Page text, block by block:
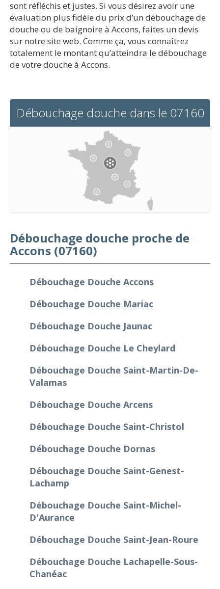
sont réfléchis et justes. Si vous désirez avoir une
évaluation plus fidèle du prix d’un débouchage de
douche ou de baignoire à Accons, faites un devis
sur notre site web. Comme ça, vous connaîtrez
totalement le montant qu’atteindra le débouchage
de votre douche à Accons.
Débouchage douche dans le 07160
Débouchage douche proche de
Accons (07160)
Débouchage Douche Accons
Débouchage Douche Mariac
Débouchage Douche Jaunac
Débouchage Douche Le Cheylard
Débouchage Douche Saint-Martin-De-
Valamas
Débouchage Douche Arcens
Débouchage Douche Saint-Christol
Débouchage Douche Dornas
Débouchage Douche Saint-Genest-
Lachamp
Débouchage Douche Saint-Michel-
D'Aurance
Débouchage Douche Saint-Jean-Roure
Débouchage Douche Lachapelle-Sous-
Chanéac